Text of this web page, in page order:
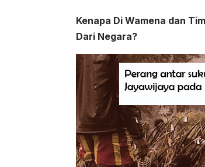
Kenapa Di Wamena dan
Dari Negara?